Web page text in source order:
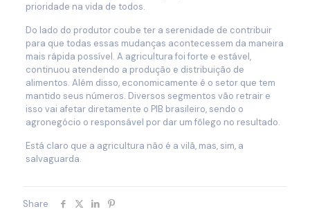
prioridade na vida de todos.
Do lado do produtor coube ter a serenidade de contribuir
para que todas essas mudanças acontecessem da maneira
mais rápida possível. A agricultura foi forte e estável,
continuou atendendo a produção e distribuição de
alimentos. Além disso, economicamente é o setor que tem
mantido seus números. Diversos segmentos vão retrair e
isso vai afetar diretamente o PIB brasileiro, sendo o
agronegócio o responsável por dar um fôlego no resultado.
Está claro que a agricultura não é a vilã, mas, sim, a
salvaguarda.
Share